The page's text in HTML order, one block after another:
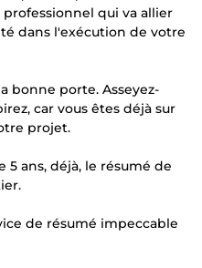
qui va allier
dans l'exécution de votre
bonne porte. Asseyez-
car vous êtes déjà sur
projet.
5 ans, déjà, le résumé de
de résumé impeccable